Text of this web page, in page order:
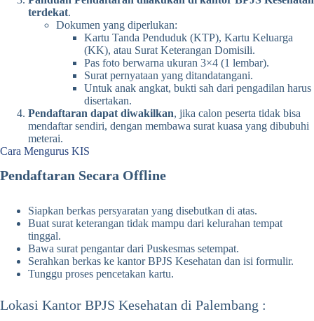
terdekat.
Dokumen yang diperlukan:
Kartu Tanda Penduduk (KTP), Kartu Keluarga
(KK), atau Surat Keterangan Domisili.
Pas foto berwarna ukuran 3×4 (1 lembar).
Surat pernyataan yang ditandatangani.
Untuk anak angkat, bukti sah dari pengadilan harus
disertakan.
Pendaftaran dapat diwakilkan, jika calon peserta tidak bisa
mendaftar sendiri, dengan membawa surat kuasa yang dibubuhi
meterai.
Cara Mengurus KIS
Pendaftaran Secara Offline
Siapkan berkas persyaratan yang disebutkan di atas.
Buat surat keterangan tidak mampu dari kelurahan tempat
tinggal.
Bawa surat pengantar dari Puskesmas setempat.
Serahkan berkas ke kantor BPJS Kesehatan dan isi formulir.
Tunggu proses pencetakan kartu.
Lokasi Kantor BPJS Kesehatan di Palembang :